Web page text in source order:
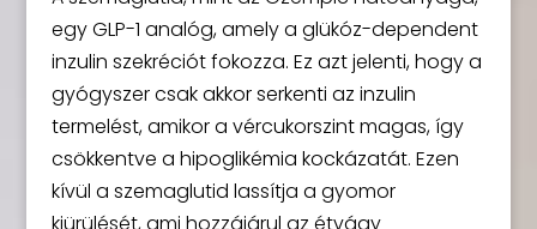
egy GLP-1 analóg, amely a glükóz-dependent
inzulin szekréciót fokozza. Ez azt jelenti, hogy a
gyógyszer csak akkor serkenti az inzulin
termelést, amikor a vércukorszint magas, így
csökkentve a hipoglikémia kockázatát. Ezen
kívül a szemaglutid lassítja a gyomor
kiürülését, ami hozzájárul az étvágy